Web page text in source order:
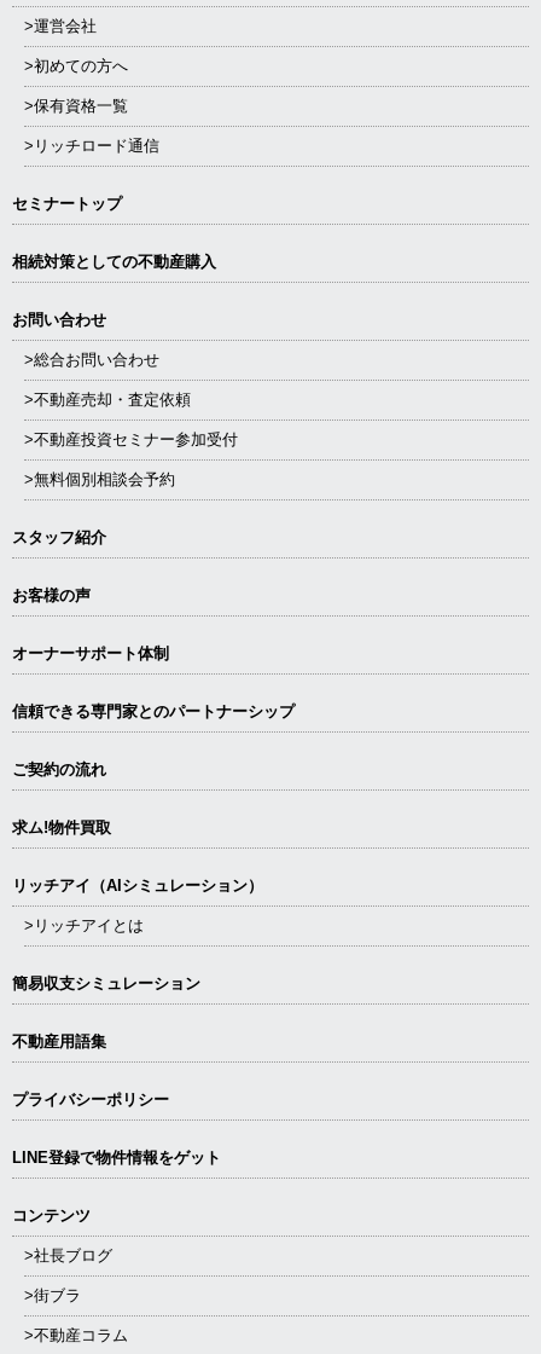
>運営会社
>初めての方へ
>保有資格一覧
>リッチロード通信
セミナートップ
相続対策としての不動産購入
お問い合わせ
>総合お問い合わせ
>不動産売却・査定依頼
>不動産投資セミナー参加受付
>無料個別相談会予約
スタッフ紹介
お客様の声
オーナーサポート体制
信頼できる専⾨家とのパートナーシップ
ご契約の流れ
求ム!物件買取
リッチアイ（AIシミュレーション）
>リッチアイとは
簡易収支シミュレーション
不動産用語集
プライバシーポリシー
LINE登録で物件情報をゲット
コンテンツ
>社長ブログ
>街ブラ
>不動産コラム